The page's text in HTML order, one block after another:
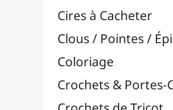
Horlogerie - Mécanismes & Aiguilles
Masques
Massicots & Lames
Oeillets & Rivets
Petites Pinces